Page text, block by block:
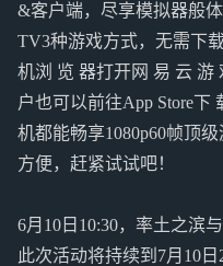
&客户端，尽享模拟器般体
TV3种游戏方式，无需下
机浏 览 器打开网 易 云 游
户也可以前往App Store下
机都能畅享1080p60帧顶
方便，赶紧试试吧！
6月10日10:30，率土之滨
此次活动将持续到7月10日